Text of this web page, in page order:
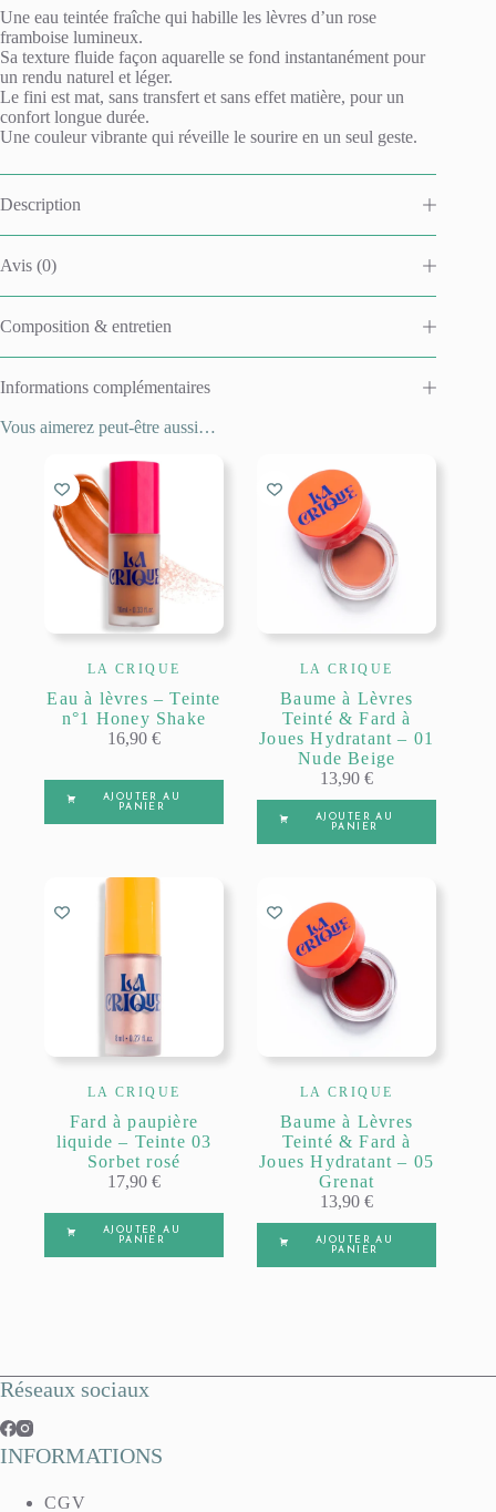
Splash
framboise
n
a
t
i
v
e
:
Une eau teintée fraîche qui habille les lèvres d’un rose
framboise lumineux.
Sa texture fluide façon aquarelle se fond instantanément pour
un rendu naturel et léger.
Le fini est mat, sans transfert et sans effet matière, pour un
confort longue durée.
Une couleur vibrante qui réveille le sourire en un seul geste.
Description
Avis (0)
Composition & entretien
Informations complémentaires
Vous aimerez peut-être aussi…
LA CRIQUE
Eau à lèvres – Teinte
n°1 Honey Shake
16,90€
AJOUTER AU
PANIER
LA CRIQUE
Baume à Lèvres
Teinté & Fard à
Joues Hydratant – 01
Nude Beige
13,90€
AJOUTER AU
PANIER
LA CRIQUE
Fard à paupière
liquide – Teinte 03
Sorbet rosé
17,90€
AJOUTER AU
PANIER
LA CRIQUE
Baume à Lèvres
Teinté & Fard à
Joues Hydratant – 05
Grenat
13,90€
AJOUTER AU
PANIER
Réseaux sociaux
INFORMATIONS
CGV